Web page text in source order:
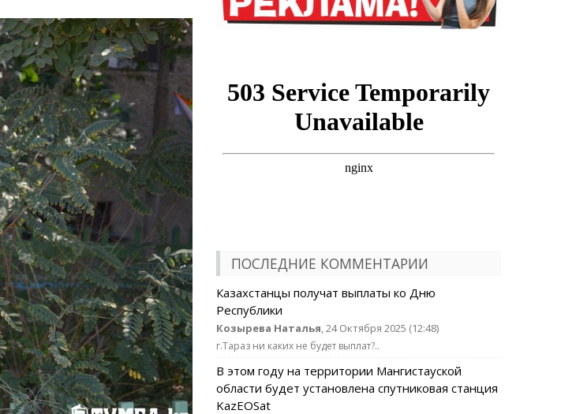
ПОСЛЕДНИЕ КОММЕНТАРИИ
Казахстанцы получат выплаты ко Дню
Республики
Козырева Наталья, 24 Октября 2025 (12:48)
г.Тараз ни каких не будет выплат?..
В этом году на территории Мангистауской
области будет установлена спутниковая станция
KazEOSat